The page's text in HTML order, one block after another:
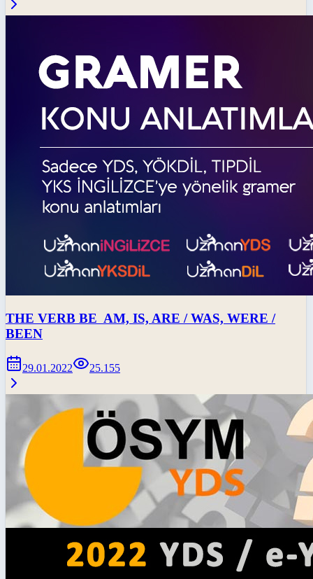
THE VERB BE AM, IS, ARE / WAS, WERE /
BEEN
29.01.2022 25.155